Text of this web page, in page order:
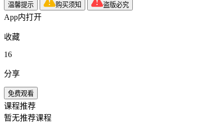
温馨提示 购买须知 盗版必究
App内打开
收藏
16
分享
免费观看
课程推荐
暂无推荐课程